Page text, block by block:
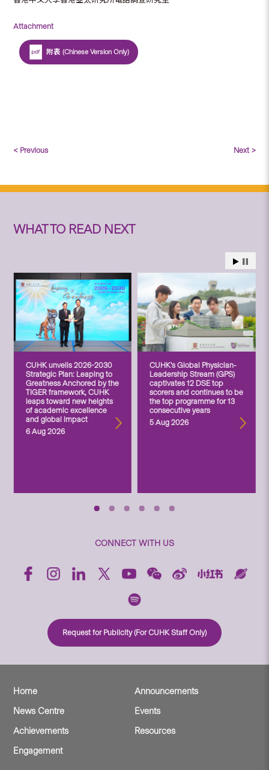
Attachment
附表 (Chinese Version Only)
< Previous Next >
WHAT TO READ NEXT
CUHK unveils 2026-2030
Strategic Plan: Leaping to
Greatness Anchored by the
TIGER framework, CUHK
leaps toward new heights
of academic excellence
and global impact
6 Aug 2026
CUHK’s Global Physician-
Leadership Stream (GPS)
captivates 12 DSE top
scorers and continues to be
the top programme for 13
consecutive years
5 Aug 2026
CONNECT WITH US
Request for Publicity (For CUHK Staff Only)
Home
Announcements
News Centre
Events
Achievements
Resources
Engagement